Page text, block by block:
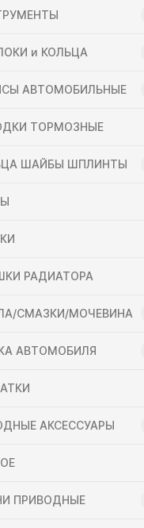
и КОЛЬЦА
АВТОМОБИЛЬНЫЕ
ТОРМОЗНЫЕ
ШАЙБЫ ШПЛИНТЫ
РАДИАТОРА
СМАЗКИ/МОЧЕВИНА
АВТОМОБИЛЯ
АКСЕССУАРЫ
ПРИВОДНЫЕ